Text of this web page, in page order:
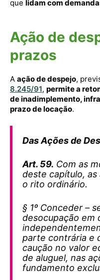
que lidam com
Ação de
prazos
A ação de despejo,
8.245/91, permite a
de inadimplemento,
prazo de locação.
Das Ações de
Art. 59. Com as
deste capítulo,
o rito ordinário.
§ 1º Conceder –
desocupação em
parte contrária e
caução no valor
de aluguel, nas
fundamento